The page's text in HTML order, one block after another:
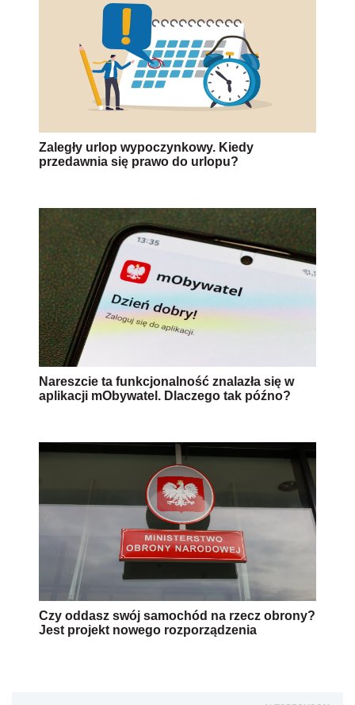
Zaległy urlop wypoczynkowy. Kiedy
przedawnia się prawo do urlopu?
Nareszcie ta funkcjonalność znalazła się w
aplikacji mObywatel. Dlaczego tak późno?
Czy oddasz swój samochód na rzecz obrony?
Jest projekt nowego rozporządzenia